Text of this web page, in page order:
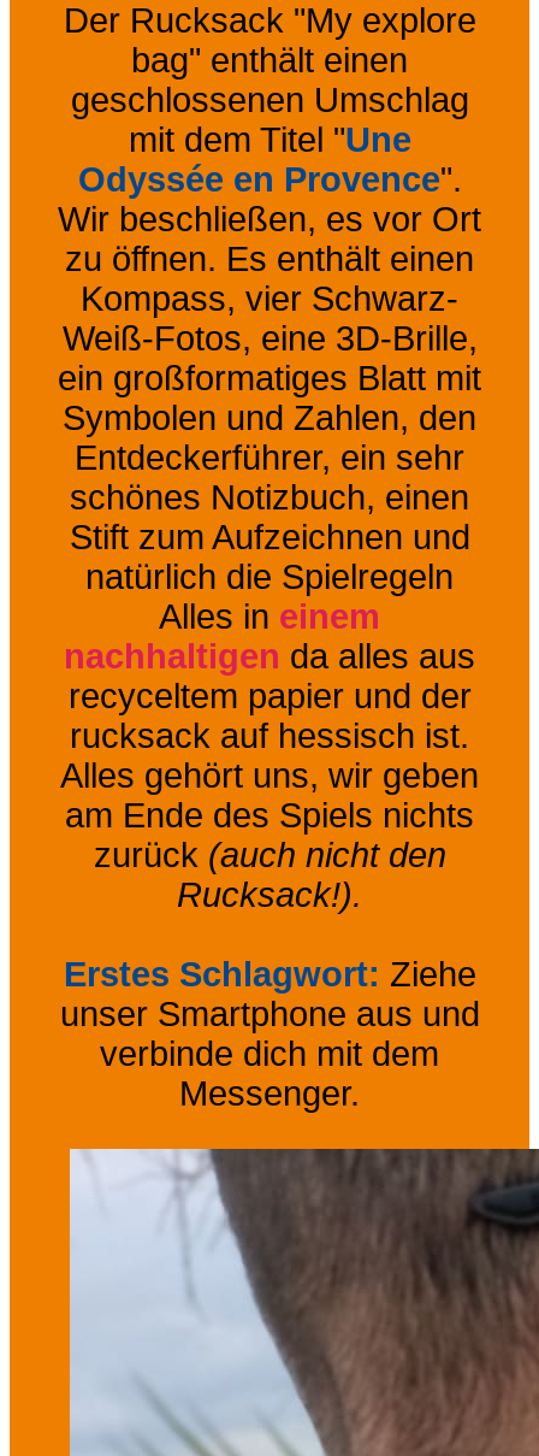
Der Rucksack "My explore
bag" enthält einen
geschlossenen Umschlag
mit dem Titel "Une
Odyssée en Provence".
Wir beschließen, es vor Ort
zu öffnen. Es enthält einen
Kompass, vier Schwarz-
Weiß-Fotos, eine 3D-Brille,
ein großformatiges Blatt mit
Symbolen und Zahlen, den
Entdeckerführer, ein sehr
schönes Notizbuch, einen
Stift zum Aufzeichnen und
natürlich die Spielregeln
Alles in einem
nachhaltigen da alles aus
recyceltem papier und der
rucksack auf hessisch ist.
Alles gehört uns, wir geben
am Ende des Spiels nichts
zurück (auch nicht den
Rucksack!).
Erstes Schlagwort: Ziehe
unser Smartphone aus und
verbinde dich mit dem
Messenger.